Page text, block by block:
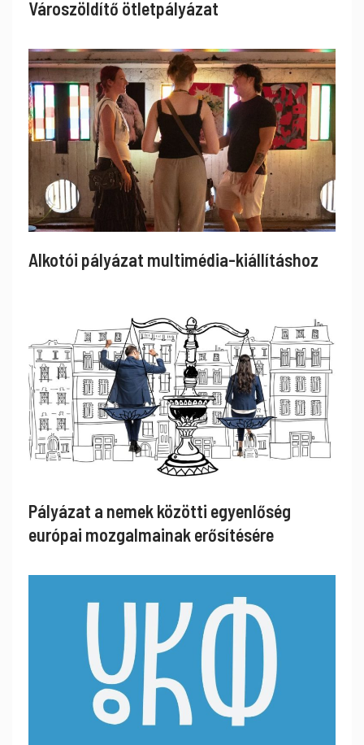
Városzöldítő ötletpályázat
Alkotói pályázat multimédia-kiállításhoz
Pályázat a nemek közötti egyenlőség
európai mozgalmainak erősítésére